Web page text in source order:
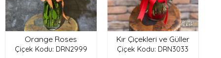
Orange Roses
Çiçek Kodu: DRN2999
Kır Çiçekleri ve Güller
Çiçek Kodu: DRN3033